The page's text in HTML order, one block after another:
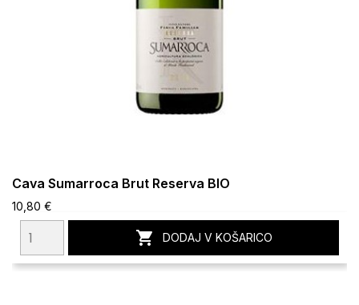
Cava Sumarroca Brut Reserva BIO
10,80 €
 DODAJ V KOŠARICO